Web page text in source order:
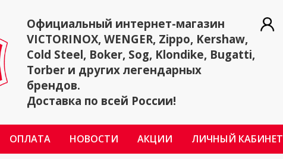
Официальный интернет-магазин
VICTORINOX, WENGER, Zippo, Kershaw,
Cold Steel, Boker, Sog, Klondike, Bugatti,
Torber и других легендарных
брендов.
Доставка по всей России!
ОПЛАТА НОВОСТИ АКЦИИ ЛИЧНЫЙ КАБИНЕТ